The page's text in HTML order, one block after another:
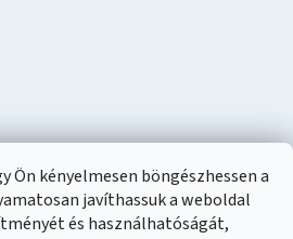
Ön kényelmesen böngészhessen a
javíthassuk a weboldal
és használhatóságát,